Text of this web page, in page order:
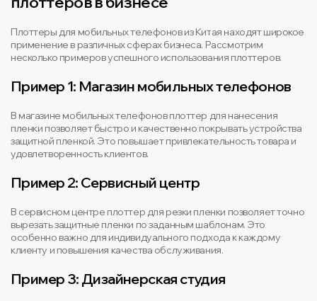
Плоттеры для мобильных телефонов из Китая находят широкое
применение в различных сферах бизнеса. Рассмотрим
несколько примеров успешного использования плоттеров.
Пример 1: Магазин мобильных телефонов
В магазине мобильных телефонов плоттер для нанесения
пленки позволяет быстро и качественно покрывать устройства
защитной пленкой. Это повышает привлекательность товара и
удовлетворенность клиентов.
Пример 2: Сервисный центр
В сервисном центре плоттер для резки пленки позволяет точно
вырезать защитные пленки по заданным шаблонам. Это
особенно важно для индивидуального подхода к каждому
клиенту и повышения качества обслуживания.
Пример 3: Дизайнерская студия